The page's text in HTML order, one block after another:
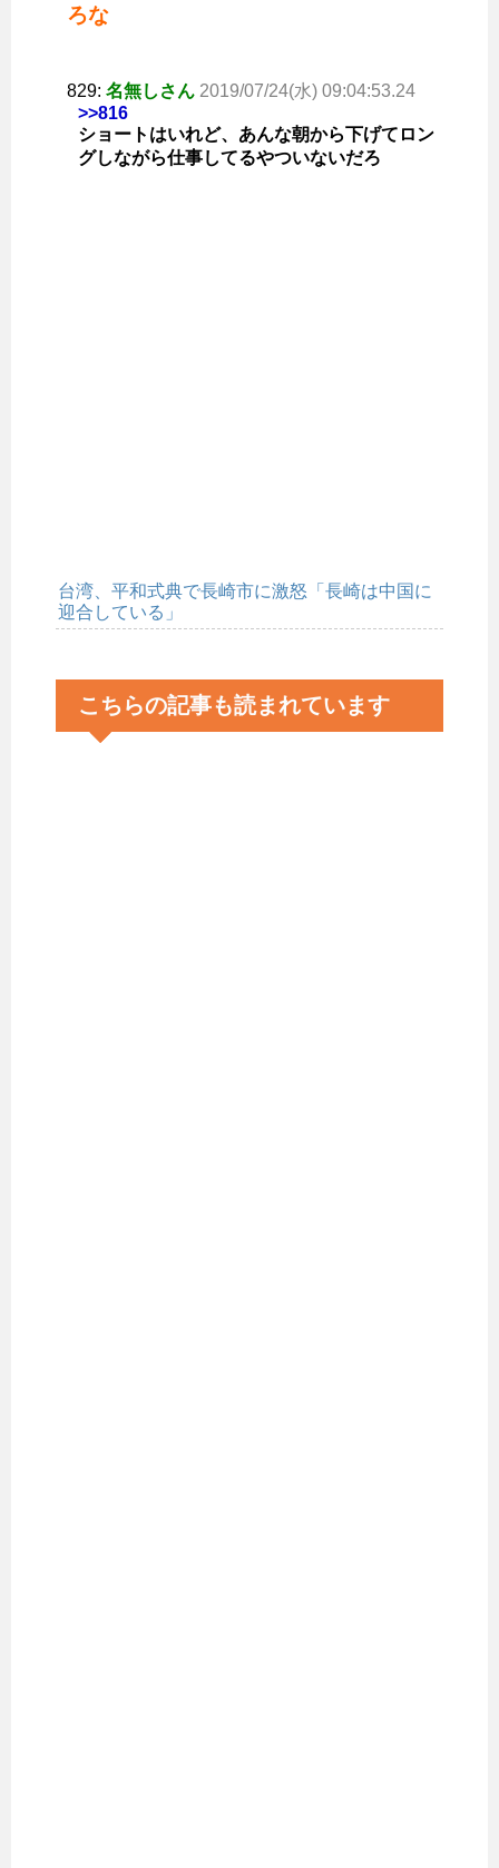
ろな
829: 名無しさん 2019/07/24(水) 09:04:53.24
>>816
ショートはいれど、あんな朝から下げてロン
グしながら仕事してるやついないだろ
台湾、平和式典で長崎市に激怒「長崎は中国に
迎合している」
こちらの記事も読まれています